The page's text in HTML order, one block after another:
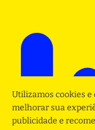
Utilizamos cookies
melhorar sua
publicidade e